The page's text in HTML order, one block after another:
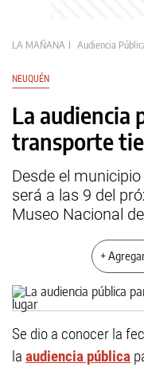
LA MAÑANA Audiencia
NEUQUÉN
La audiencia
transporte
Desde el
será a las 9 del
Museo Nacional
+
Se dio a conocer la
la audiencia pública